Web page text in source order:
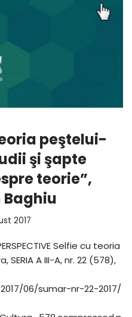
peştelui-
şi şapte
teorie”,
Baghiu
2017
Selfie cu teoria
A III-A, nr. 22 (578),
06/sumar-nr-22-2017/